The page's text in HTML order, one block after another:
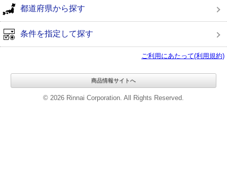
都道府県から探す
条件を指定して探す
ご利用にあたって(利用規約)
商品情報サイトへ
© 2026 Rinnai Corporation. All Rights Reserved.